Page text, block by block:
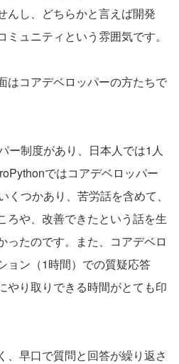
んし、どちらかと言えば開発
ュニティという雰囲気です。
はコアデベロッパーの方たちで
ー制度があり、日本人では1人
ではコアデベロッパー
つかあり、苦労話を含めて、
ろや、改善できたという話を生
ったのです。また、コアデベロ
ョン（1時間）での質疑応答
やり取りできる時間がとても印
、早口で質問と回答が繰り返さ